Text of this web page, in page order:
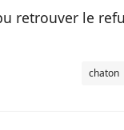
retrouver le
chaton